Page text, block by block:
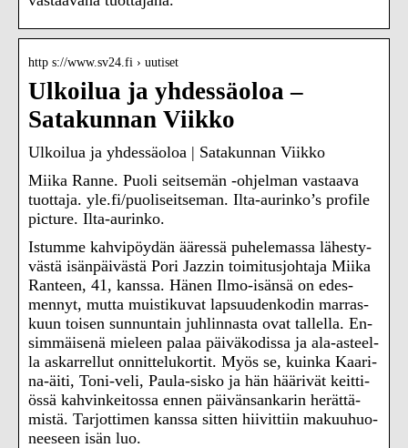
http s://www.sv24.fi › uutiset
Ulkoilua ja yhdessäoloa –
Satakunnan Viikko
Ulkoilua ja yhdessäoloa | Satakunnan Viikko
Miika Ranne. Puoli seitsemän -ohjelman vastaava
tuottaja. yle.fi/puoliseitseman. Ilta-aurinko’s profile
picture. Ilta-aurinko.
Is­tum­me kah­vi­pöy­dän ää­res­sä pu­he­le­mas­sa lä­hes­ty­
väs­tä isän­päi­väs­tä Pori Jaz­zin toi­mi­tus­joh­ta­ja Mii­ka
Ran­teen, 41, kans­sa. Hä­nen Il­mo-isän­sä on edes­
men­nyt, mut­ta muis­ti­ku­vat lap­suu­den­ko­din mar­ras­
kuun toi­sen sun­nun­tain juh­lin­nas­ta ovat tal­lel­la. En­
sim­mäi­se­nä mie­leen pa­laa päi­vä­ko­dis­sa ja ala-as­teel­
la as­kar­rel­lut on­nit­te­lu­kor­tit. Myös se, kuin­ka Kaa­ri­
na-äi­ti, Toni-veli, Pau­la-sis­ko ja hän hää­ri­vät keit­ti­
ös­sä kah­vin­kei­tos­sa en­nen päi­vän­san­ka­rin he­rät­tä­
mis­tä. Tar­jot­ti­men kans­sa sit­ten hii­vit­tiin ma­kuu­huo­
nee­seen isän luo.